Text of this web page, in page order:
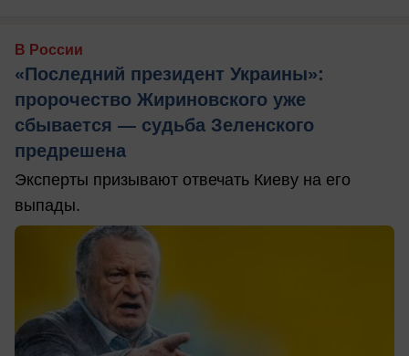
В России
«Последний президент Украины»:
пророчество Жириновского уже
сбывается — судьба Зеленского
предрешена
Эксперты призывают отвечать Киеву на его
выпады.